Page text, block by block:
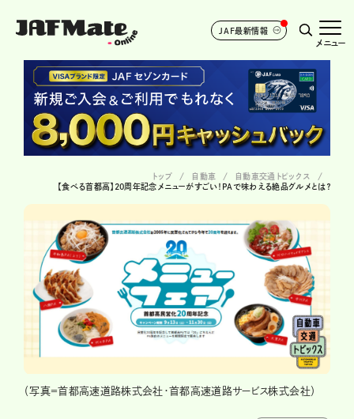
JAF最新情報
メニュー
トップ 自動車
自動車交通トピックス
【食べる首都高】20周年記念メニューがすごい！PAで味わえる絶品グルメとは？
（写真＝首都高速道路株式会社・首都高速道路サービス株式会社）